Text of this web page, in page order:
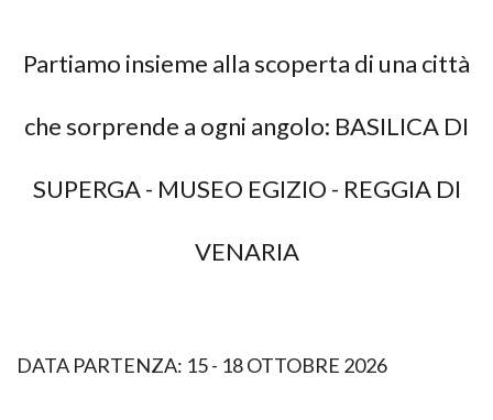
Partiamo insieme alla scoperta di una città
che sorprende a ogni angolo: BASILICA DI
SUPERGA - MUSEO EGIZIO - REGGIA DI
VENARIA
DATA PARTENZA: 15 - 18 OTTOBRE 2026